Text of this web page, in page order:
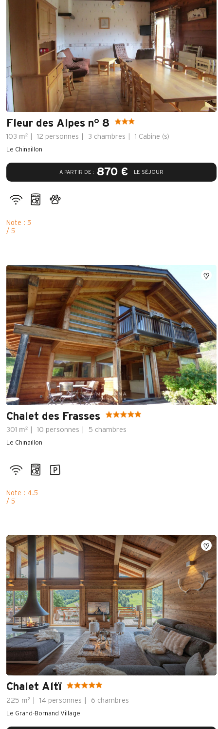
Fleur des Alpes n° 8
103 m² 12 personnes 3 chambres 1 Cabine (s)
A PARTIR DE : 870 € LE SÉJOUR
Le Chinaillon
Note : 5
/ 5
Chalet des Frasses
301 m² 10 personnes 5 chambres
Le Chinaillon
Note : 4.5
/ 5
Chalet Altï
225 m² 14 personnes 6 chambres
Le Grand-Bornand Village